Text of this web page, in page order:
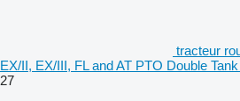
tracteur
EX/II, EX/III, FL and AT PTO Double
27